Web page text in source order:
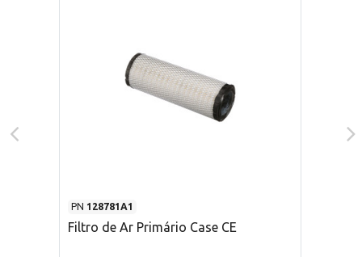
PN 128781A1
Filtro de Ar Primário Case CE